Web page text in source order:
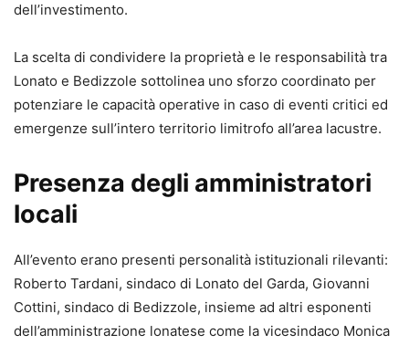
dell’investimento.
La scelta di condividere la proprietà e le responsabilità tra
Lonato e Bedizzole sottolinea uno sforzo coordinato per
potenziare le capacità operative in caso di eventi critici ed
emergenze sull’intero territorio limitrofo all’area lacustre.
Presenza degli amministratori
locali
All’evento erano presenti personalità istituzionali rilevanti:
Roberto Tardani, sindaco di Lonato del Garda, Giovanni
Cottini, sindaco di Bedizzole, insieme ad altri esponenti
dell’amministrazione lonatese come la vicesindaco Monica